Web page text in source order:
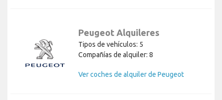
Peugeot Alquileres
Tipos de vehículos: 5
Compañías de alquiler: 8
Ver coches de alquiler de Peugeot